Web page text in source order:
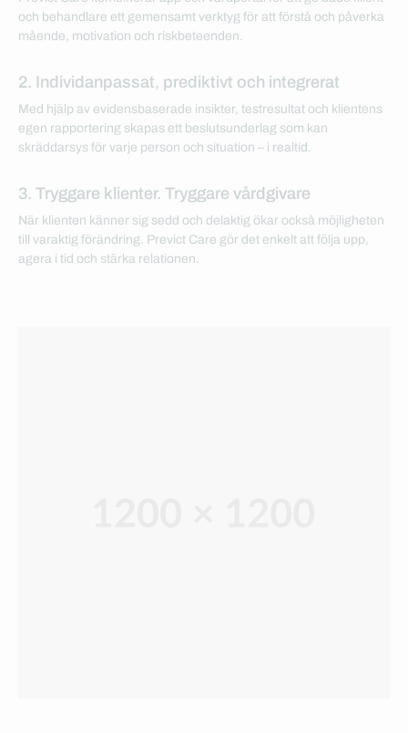
och behandlare ett gemensamt verktyg för att förstå och påverka
mående, motivation och riskbeteenden.
2. Individanpassat, prediktivt och integrerat
Med hjälp av evidensbaserade insikter, testresultat och klientens
egen rapportering skapas ett beslutsunderlag som kan
skräddarsys för varje person och situation – i realtid.
3. Tryggare klienter. Tryggare vårdgivare
När klienten känner sig sedd och delaktig ökar också möjligheten
till varaktig förändring. Previct Care gör det enkelt att följa upp,
agera i tid och stärka relationen.